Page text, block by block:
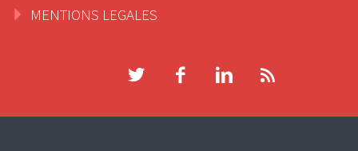
MENTIONS LEGALES